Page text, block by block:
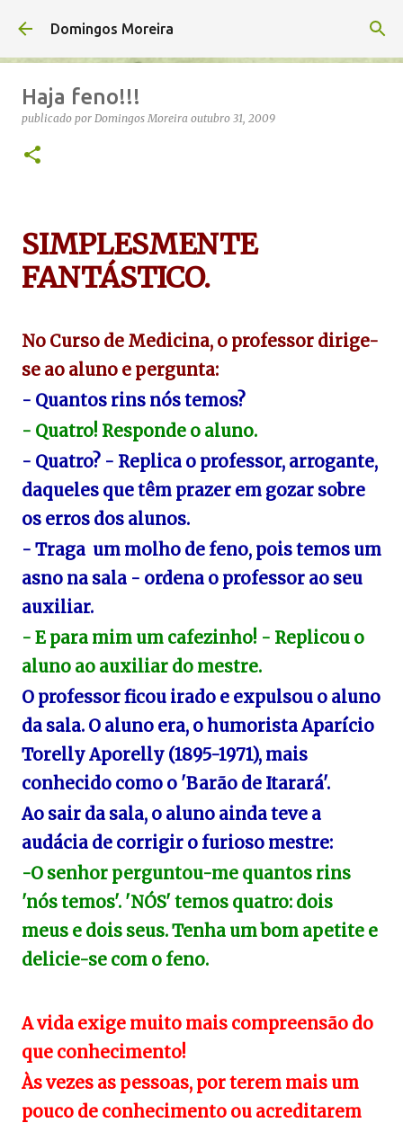
Avançar para o conteúdo principal
Domingos Moreira
Haja feno!!!
publicado por Domingos Moreira outubro 31, 2009
SIMPLESMENTE
FANTÁSTICO.
No Curso de Medicina, o professor dirige-
se ao aluno e pergunta:
- Quantos rins nós temos?
- Quatro! Responde o aluno.
- Quatro? - Replica o professor, arrogante,
daqueles que têm prazer em gozar sobre
os erros dos alunos.
- Traga um molho de feno, pois temos um
asno na sala - ordena o professor ao seu
auxiliar.
- E para mim um cafezinho! - Replicou o
aluno ao auxiliar do mestre.
O professor ficou irado e expulsou o aluno
da sala. O aluno era, o humorista Aparí­cio
Torelly Aporelly (1895-1971), mais
conhecido como o 'Barão de Itarará'.
Ao sair da sala, o aluno ainda teve a
audácia de corrigir o furioso mestre:
-O senhor perguntou-me quantos rins
'nós temos'. 'NÓS' temos quatro: dois
meus e dois seus. Tenha um bom apetite e
delicie-se com o feno.
A vida exige muito mais compreensão do
que conhecimento!
Às vezes as pessoas, por terem mais um
pouco de conhecimento ou acreditarem